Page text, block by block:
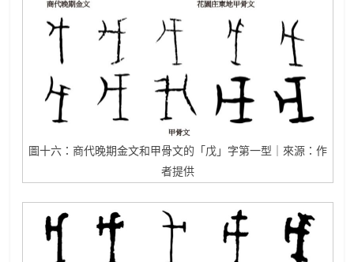
圖十六：商代晚期金文和甲骨文的「戊」字第一型｜來源：作
者提供